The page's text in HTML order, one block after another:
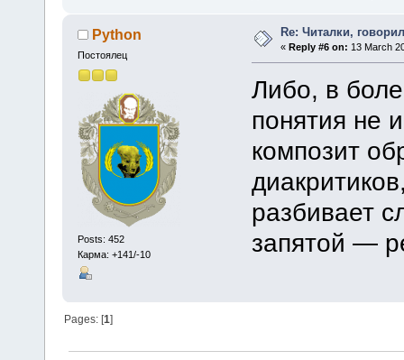
Python
Постоялец
Posts: 452
Карма: +141/-10
Re: Читалки,
«Reply #6 on: 13 March
Либо, в
понятия не
композит
разбивает
запятой —
Pages: [1]